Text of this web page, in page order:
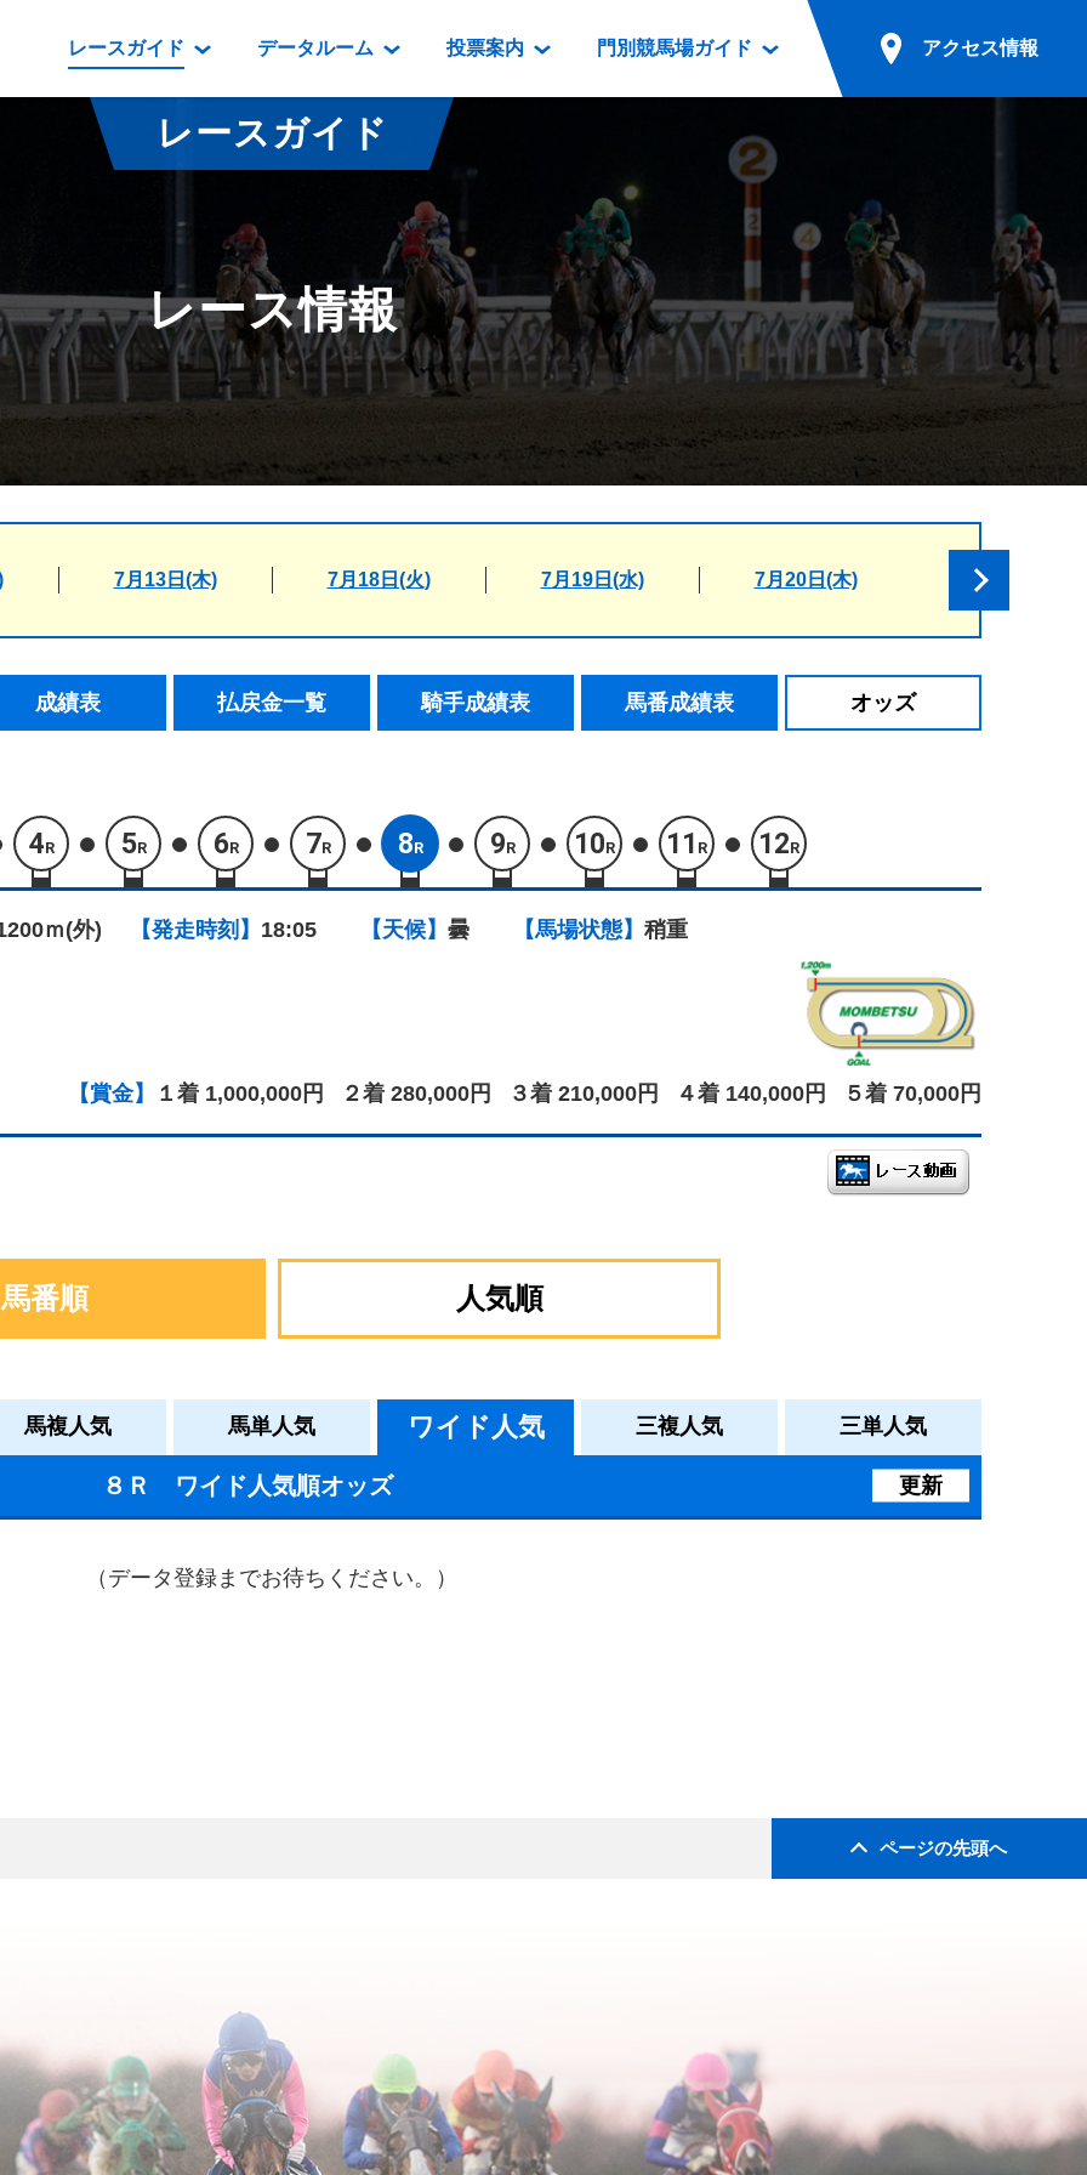
レースガイド
レース情報
払戻金一覧
騎手成績表
馬番成績表
オッズ
番組・級別表ダウンロード
開催カレンダー
重賞競走体系図
スタリオンシリーズ競走
道内の発売情報(PDF)
データルーム
データルーム
騎手・調教師紹介
坂路調教映像
遠征馬情報
番組編成要領
映像コンテンツ
重賞競走VTR
重賞競走参考VTR
レースダイジェスト
新馬ダイジェスト
投票案内
電話・インターネット投票
場外発売所
実況・テレホンサービス
発売・払戻
門別競馬場ガイド
門別競馬場情報
門別競馬場グルメ
とねっこジンギスカン
いずみ食堂
ルンビニフードカフェ
勝馬屋
アクセス情報
無料送迎バスでのご来場
公共の交通機関でのご来場
レースガイド
レース情報
7月13日(木) 7月18日(火) 7月19日(水) 7月20日(木)
成績表 払戻金一覧 騎手成績表 馬番成績表 オッズ
4R 5R 6R 7R 8R 9R 10R 11 R 12R
ｍ(外) 【発走時刻】 18:05 【天候】 曇 【馬場状態】 稍重
【賞金】 １着 1,000,000円 ２着 280,000円 ３着 210,000円 ４着 140,000円 ５着 70,000円
馬番順 人気順
馬複人気 馬単人気 ワイド人気 三複人気 三単人気
８Ｒ ワイド人気順オッズ 更新
（データ登録までお待ちください。）
ページの先頭へ